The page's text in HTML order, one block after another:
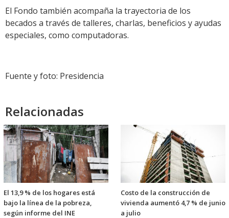
El Fondo también acompaña la trayectoria de los
becados a través de talleres, charlas, beneficios y ayudas
especiales, como computadoras.
Fuente y foto: Presidencia
Relacionadas
El 13,9 % de los hogares está
bajo la línea de la pobreza,
según informe del INE
Costo de la construcción de
vivienda aumentó 4,7 % de junio
a julio